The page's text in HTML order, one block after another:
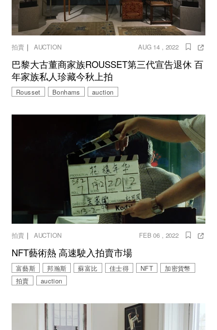
拍賣｜ AUCTION AUG 14 , 2022
巴黎大古董商家族ROUSSET第三代宣告退休 百
年家族私人珍藏今秋上拍
Rousset Bonhams auction
拍賣｜ AUCTION FEB 06 , 2022
NFT藝術熱 高速駛入拍賣市場
富藝斯 邦瀚斯 蘇富比 佳士得 NFT
加密貨幣
拍賣
auction